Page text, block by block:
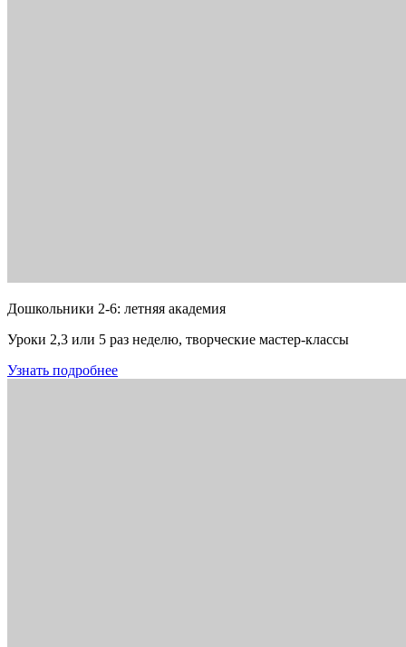
Дошкольники 2-6: летняя академия
Уроки 2,3 или 5 раз неделю, творческие мастер-классы
Узнать подробнее